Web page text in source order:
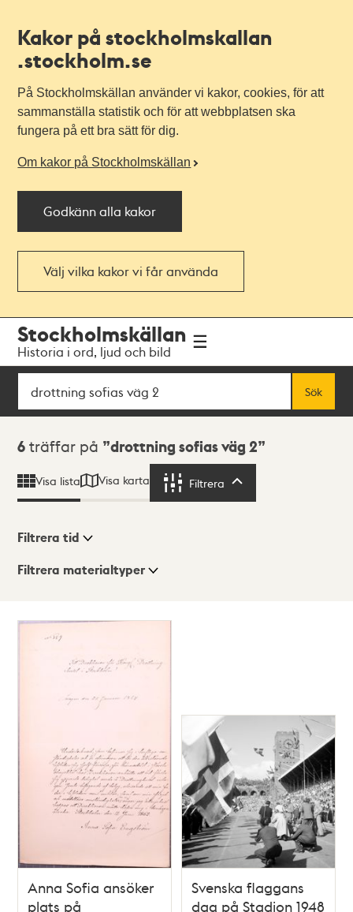
Kakor på stockholmskallan
.stockholm.se
På Stockholmskällan använder vi kakor, cookies, för att
sammanställa statistik och för att webbplatsen ska
fungera på ett bra sätt för dig.
Om kakor på Stockholmskällan
Godkänn alla kakor
Välj vilka kakor vi får använda
navigationen
huvudinnehållet
Stockholmskällan
Historia i ord, ljud och bild
Sök
Sök
Sökresultat
6 träffar på drottning sofias väg 2
Visa lista Visa karta Filtrera
Visningsläge
Lista
Karta
Filtrera tid
Filtrera materialtyper
träffar
Anna Sofia ansöker
plats på
Svenska flaggans
dag på Stadion 1948